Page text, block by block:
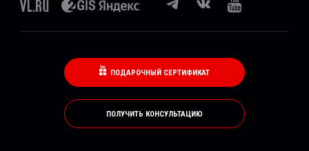
ПОДАРОЧНЫЙ СЕРТИФИКАТ
ПОЛУЧИТЬ КОНСУЛЬТАЦИЮ